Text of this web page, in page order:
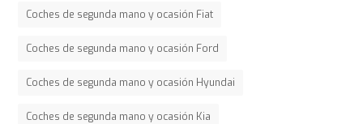
Coches de segunda mano y ocasión Fiat
Coches de segunda mano y ocasión Ford
Coches de segunda mano y ocasión Hyundai
Coches de segunda mano y ocasión Kia